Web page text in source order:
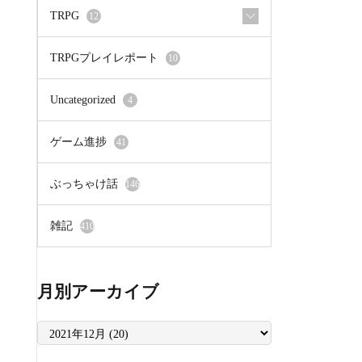
TRPG 12
TRPGプレイレポート 10
Uncategorized 4
ゲーム進捗 41
ぶっちゃけ話 146
雑記 410
月別アーカイブ
月
ア